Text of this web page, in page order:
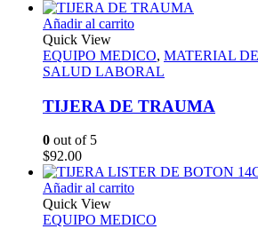
Añadir al carrito
Quick View
EQUIPO MEDICO, MATERIAL
SALUD LABORAL
TIJERA DE TRAUMA
0 out of 5
$92.00
Añadir al carrito
Quick View
EQUIPO MEDICO